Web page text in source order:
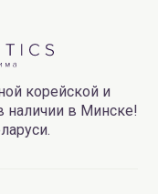
корейской и
наличии в Минске!